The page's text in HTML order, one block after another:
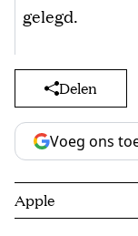
gelegd.
Delen
Voeg ons
Apple